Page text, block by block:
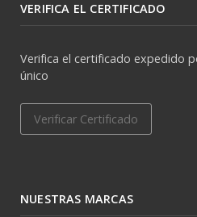
VERIFICA EL CERTIFICADO
Verifica el certificado expedido
único
Verificar Certificado
NUESTRAS MARCAS